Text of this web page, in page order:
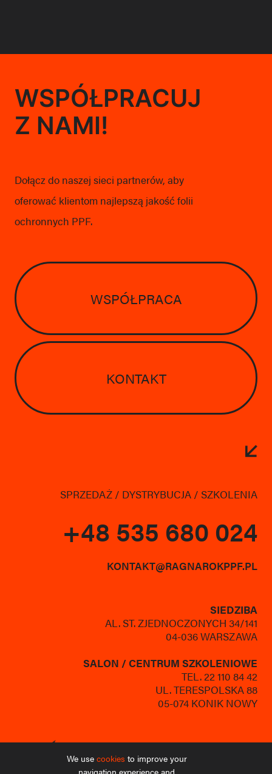
We use cookies to improve your
navigation experience and
OK
WSPÓŁPRACUJ
Z NAMI!
Dołącz do naszej sieci partnerów, aby
oferować klientom najlepszą jakość folii
ochronnych PPF.
WSPÓŁPRACA
KONTAKT
SPRZEDAŻ / DYSTRYBUCJA / SZKOLENIA
+48 535 680 024
KONTAKT@RAGNAROKPPF.PL
SIEDZIBA
AL. ST. ZJEDNOCZONYCH 34/141
04-036 WARSZAWA
SALON / CENTRUM SZKOLENIOWE
TEL.22 110 84 42
UL. TERESPOLSKA 88
05-074 KONIK NOWY